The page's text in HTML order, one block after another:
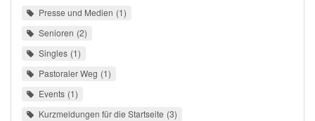
Presse und Medien 1
Senioren 2
Singles 1
Pastoraler Weg 1
Events 1
Kurzmeldungen für die Startseite 3